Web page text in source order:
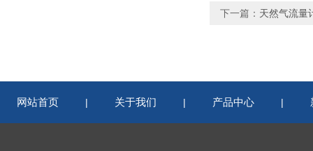
下一篇： 天然气流量
网站首页 | 关于我们 | 产品中心 |